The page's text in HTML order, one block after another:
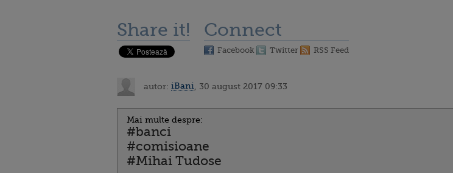
Share it! Connect
Facebook Twitter RSS Feed
autor: iBani , 30 august 2017 09:33
Mai multe despre:
#banci
#comisioane
#Mihai Tudose